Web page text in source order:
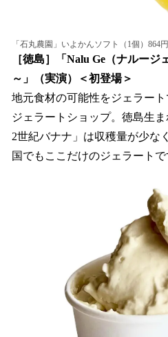
「石丸農園」いよかんソフト（1個）864円
［徳島］「Nalu Ge（ナルージ
～」（実演）＜初登場＞
地元食材の可能性をジェラー
ジェラートショップ。徳島生
2世紀バナナ」は収穫量が少な
国でもここだけのジェラートで